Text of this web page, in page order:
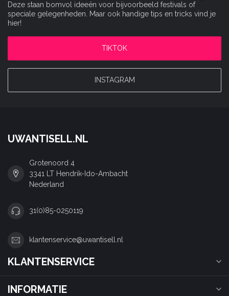
Deze staan bomvol ideeën voor bijvoorbeeld festivals of
speciale gelegenheden. Maar ook handige tips en tricks vind je
hier!
TIKTOK
INSTAGRAM
UWANTISELL.NL
Grotenoord 4
3341 LT Hendrik-Ido-Ambacht
Nederland
31(0)85-0250119
klantenservice@uwantisell.nl
KLANTENSERVICE
INFORMATIE